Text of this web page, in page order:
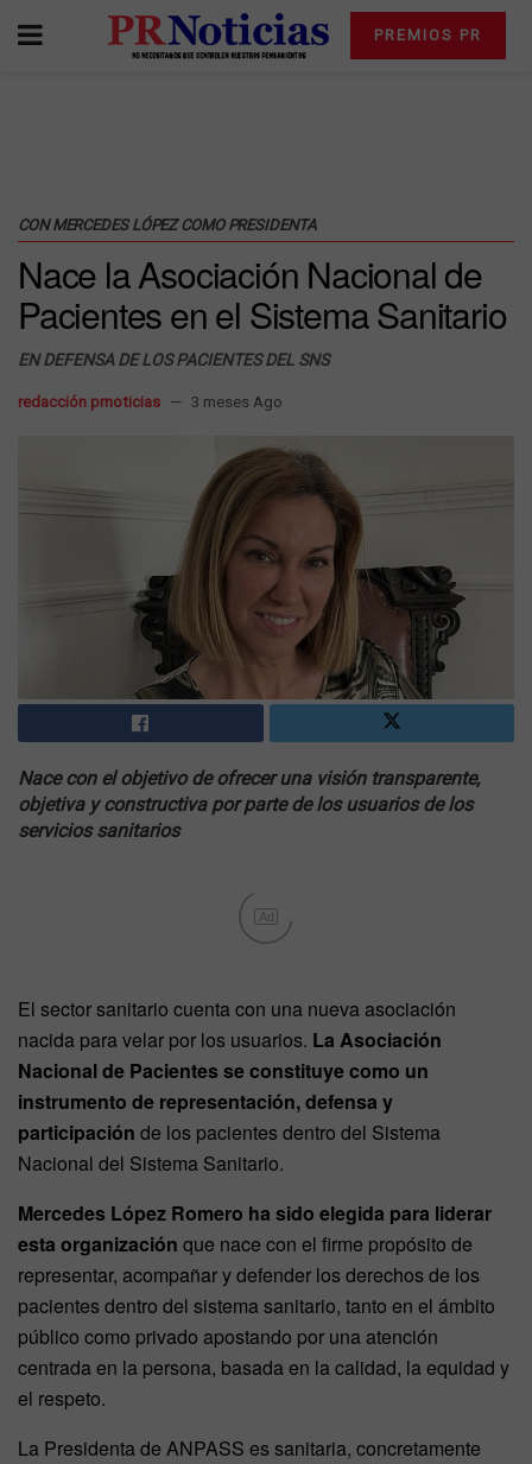
PREMIOS PR
CON MERCEDES LÓPEZ COMO PRESIDENTA
Nace la Asociación Nacional de
Pacientes en el Sistema Sanitario
EN DEFENSA DE LOS PACIENTES DEL SNS
redacción prnoticias 3 meses Ago
Nace con el objetivo de ofrecer una visión transparente,
objetiva y constructiva por parte de los usuarios de los
servicios sanitarios
Ad
El sector sanitario cuenta con una nueva asociación
nacida para velar por los usuarios. La Asociación
Nacional de Pacientes se constituye como un
instrumento de representación, defensa y
participación de los pacientes dentro del Sistema
Nacional del Sistema Sanitario.
Mercedes López Romero ha sido elegida para liderar
esta organización que nace con el firme propósito de
representar, acompañar y defender los derechos de los
pacientes dentro del sistema sanitario, tanto en el ámbito
público como privado apostando por una atención
centrada en la persona, basada en la calidad, la equidad y
el respeto.
La Presidenta de ANPASS es sanitaria, concretamente